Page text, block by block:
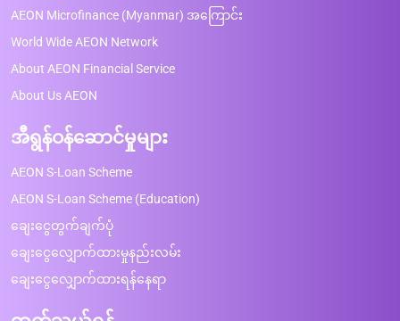
AEON Microfinance (Myanmar) အကြောင်း
World Wide AEON Network
About AEON Financial Service
About Us AEON
အီရွန်ဝန်ဆောင်မှုများ
AEON S-Loan Scheme
AEON S-Loan Scheme (Education)
ချေးငွေတွက်ချက်ပုံ
ချေးငွေလျှောက်ထားမှုနည်းလမ်း
ချေးငွေလျှောက်ထားရန်နေရာ